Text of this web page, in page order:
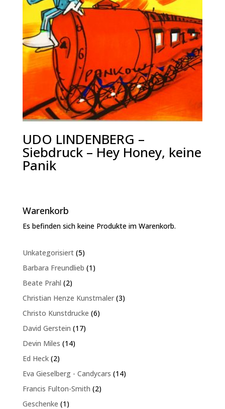
UDO LINDENBERG –
Siebdruck – Hey Honey, keine
Panik
Warenkorb
Es befinden sich keine Produkte im Warenkorb.
Unkategorisiert 55
Produkte
Barbara Freundlieb 11
Beate Prahl 22
Produkte
Christian Henze Kunstmaler 33
Christo Kunstdrucke 66
David Gerstein 1717
Devin Miles 1414
Ed Heck 22
Produkte
Eva Gieselberg - Candycars 1414
Francis Fulton-Smith 22
Geschenke 11